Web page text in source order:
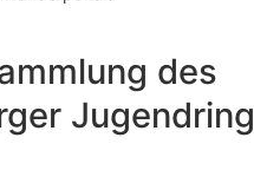
des
Jugendring